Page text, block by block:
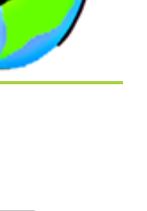
Mitarbeiterplan
Kontakt